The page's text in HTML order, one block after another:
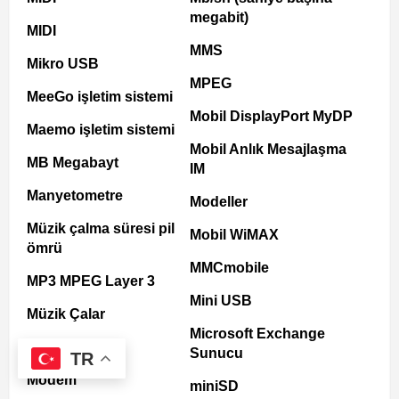
MIDI
Mikro USB
MeeGo işletim sistemi
Maemo işletim sistemi
MB Megabayt
Manyetometre
Müzik çalma süresi pil
ömrü
MP3 MPEG Layer 3
Müzik Çalar
MPEG-4 video
Modem
megabit)
MMS
MPEG
Mobil DisplayPort MyDP
Mobil Anlık Mesajlaşma
IM
Modeller
Mobil WiMAX
MMCmobile
Mini USB
Microsoft Exchange
Sunucu
miniSD
TR